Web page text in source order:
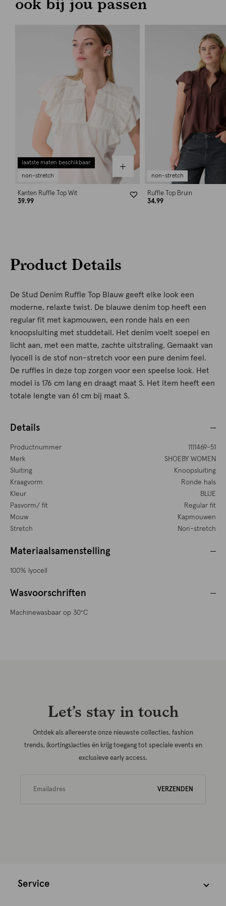
laatste maten beschikbaar
non-stretch
Kanten Ruffle Top Wit
39.99
non-stretch
Ruffle Top Bruin
34.99
Product Details
De Stud Denim Ruffle Top Blauw geeft elke look een
moderne, relaxte twist. De blauwe denim top heeft een
regular fit met kapmouwen, een ronde hals en een
knoopsluiting met studdetail. Het denim voelt soepel en
licht aan, met een matte, zachte uitstraling. Gemaakt van
lyocell is de stof non-stretch voor een pure denim feel.
De ruffles in deze top zorgen voor een speelse look. Het
model is 176 cm lang en draagt maat S. Het item heeft een
totale lengte van 61 cm bij maat S.
Details
Productnummer
1111469-51
Merk
SHOEBY WOMEN
Sluiting
Knoopsluiting
Kraagvorm
Ronde hals
Kleur
BLUE
Pasvorm/ fit
Regular fit
Mouw
Kapmouwen
Stretch
Non-stretch
Materiaalsamenstelling
100% lyocell
Wasvoorschriften
Machinewasbaar op 30°C
Let’s stay in touch
Ontdek als allereerste onze nieuwste collecties, fashion
trends, (kortings)acties én krijg toegang tot speciale events en
exclusieve early access.
VERZENDEN
Service